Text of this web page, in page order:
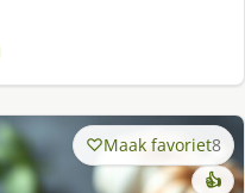
Maak favoriet8
👍